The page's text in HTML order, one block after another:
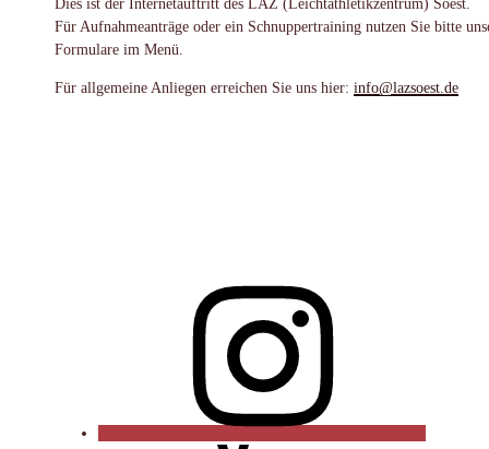
Dies ist der Internetauftritt des LAZ (Leichtathletikzentrum) Soest.
Für Aufnahmeanträge oder ein Schnuppertraining nutzen Sie bitte
Formulare im Menü.
Für allgemeine Anliegen erreichen Sie uns hier: info@lazsoest.de